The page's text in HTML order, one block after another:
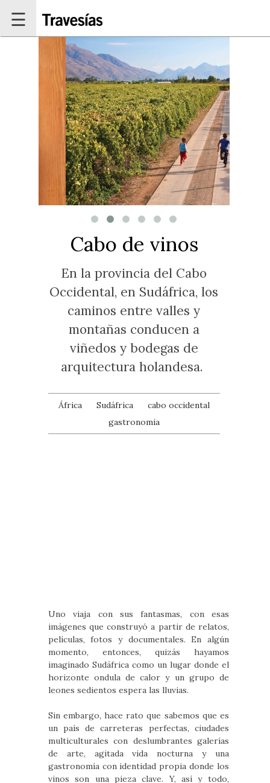
☰
Cabo de vinos
En la provincia del Cabo
Occidental, en Sudáfrica, los
caminos entre valles y
montañas conducen a
viñedos y bodegas de
arquitectura holandesa.
África Sudáfrica
cabo occidental
gastronomia
Uno viaja con sus fantasmas, con esas
imágenes que construyó a partir de relatos,
películas, fotos y documentales. En algún
momento, entonces, quizás hayamos
imaginado Sudáfrica como un lugar donde el
horizonte ondula de calor y un grupo de
leones sedientos espera las lluvias.
Sin embargo, hace rato que sabemos que es
un país de carreteras perfectas, ciudades
multiculturales con deslumbrantes galerías
de arte, agitada vida nocturna y una
gastronomía con identidad propia donde los
vinos son una pieza clave. Y, así y todo,